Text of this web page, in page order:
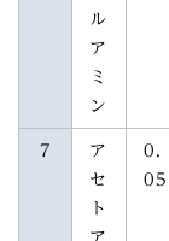
ル
ア
ミ
ン
7
ア
セ
ト
ア
0.
05